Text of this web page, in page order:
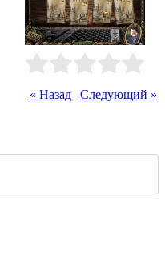
« Назад Следующий »